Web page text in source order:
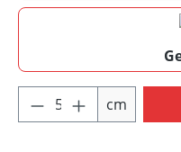
Produkt Anzahl:
cm